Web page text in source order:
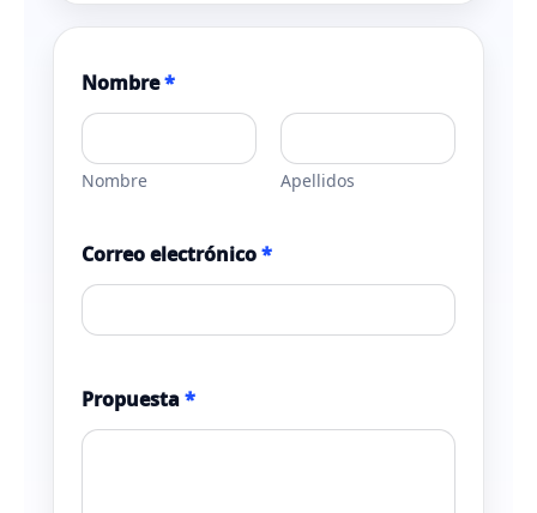
Nombre*
Nombre Apellidos
Correo electrónico*
l
e
c
Propuesta*